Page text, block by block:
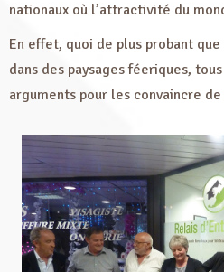
nationaux où l’attractivité du
En effet, quoi de plus probant
dans des paysages féeriques,
arguments pour les convaincre